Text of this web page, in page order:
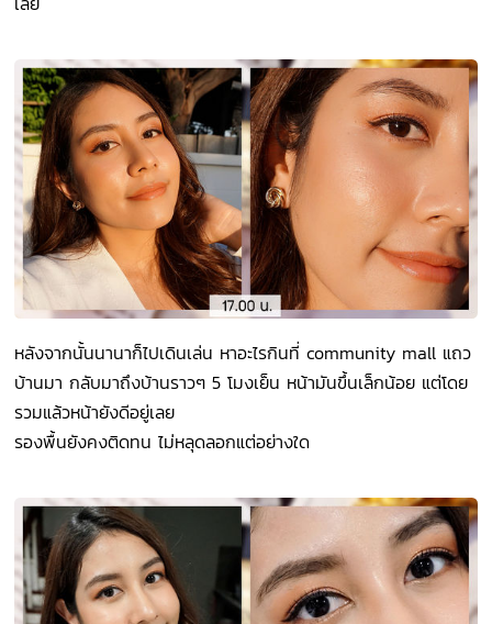
หลังจากนั้นนานาก็ไปเดินเล่น หาอะไรกินที่ community mall แถว
บ้านมา กลับมาถึงบ้านราวๆ 5 โมงเย็น หน้ามันขึ้นเล็กน้อย แต่โดย
รวมแล้วหน้ายังดีอยู่เลย
รองพื้นยังคงติดทน ไม่หลุดลอกแต่อย่างใด